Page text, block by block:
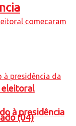
eleitoral
(04)
à presidência